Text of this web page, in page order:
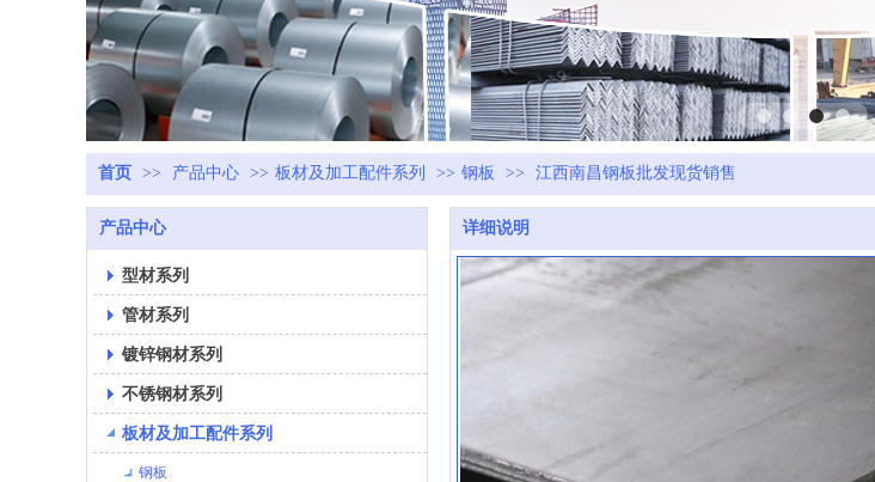
首页 >> 产品中心 >> 板材及加工配件系列 >> 钢板 >> 江西南昌钢板批发现货销售
产品中心
型材系列
管材系列
镀锌钢材系列
不锈钢材系列
板材及加工配件系列
钢板
详细说明